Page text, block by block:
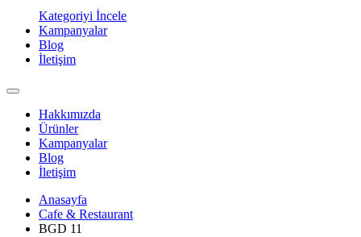
Kategoriyi İncele
Kampanyalar
Blog
İletişim
Hakkımızda
Ürünler
Kampanyalar
Blog
İletişim
Anasayfa
Cafe & Restaurant
BGD 11